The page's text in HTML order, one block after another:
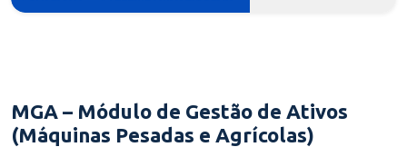
MGA – Módulo de Gestão de Ativos
(Máquinas Pesadas e Agrícolas)